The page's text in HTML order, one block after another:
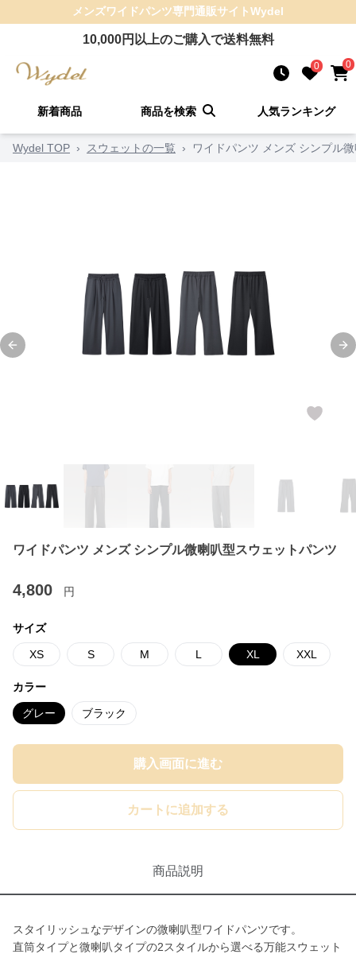
メンズワイドパンツ専門通販サイトWydel
10,000円以上のご購入で送料無料
0 0
新着商品 商品を検索 人気ランキング
Wydel TOP › スウェットの一覧 › ワイドパンツ メンズ シンプル
Previous slide
ワイドパンツ メンズ シンプル微喇叭型スウェットパンツ
4,800 円
サイズ
XS S M L XL XXL
カラー
グレー ブラック
購入画面に進む
カートに追加する
商品説明
スタイリッシュなデザインの微喇叭型ワイドパンツです。
直筒タイプと微喇叭タイプの2スタイルから選べる万能スウェット